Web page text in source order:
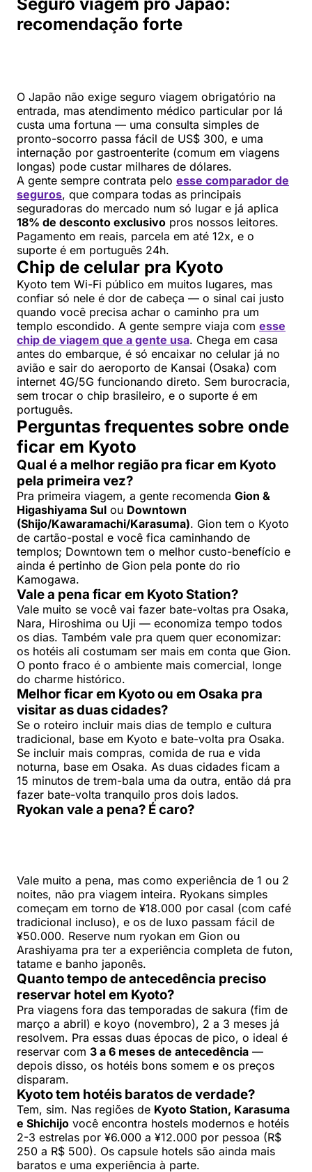
recomendação forte
O Japão não exige seguro viagem obrigatório na
entrada, mas atendimento médico particular por lá
custa uma fortuna — uma consulta simples de
pronto-socorro passa fácil de US$ 300, e uma
internação por gastroenterite (comum em viagens
longas) pode custar milhares de dólares.
A gente sempre contrata pelo esse comparador de
seguros, que compara todas as principais
seguradoras do mercado num só lugar e já aplica
18% de desconto exclusivo pros nossos leitores.
Pagamento em reais, parcela em até 12x, e o
suporte é em português 24h.
Chip de celular pra Kyoto
Kyoto tem Wi-Fi público em muitos lugares, mas
confiar só nele é dor de cabeça — o sinal cai justo
quando você precisa achar o caminho pra um
templo escondido. A gente sempre viaja com esse
chip de viagem que a gente usa. Chega em casa
antes do embarque, é só encaixar no celular já no
avião e sair do aeroporto de Kansai (Osaka) com
internet 4G/5G funcionando direto. Sem burocracia,
sem trocar o chip brasileiro, e o suporte é em
português.
Perguntas frequentes sobre onde
ficar em Kyoto
Qual é a melhor região pra ficar em Kyoto
pela primeira vez?
Pra primeira viagem, a gente recomenda Gion &
Higashiyama Sul ou Downtown
(Shijo/Kawaramachi/Karasuma). Gion tem o Kyoto
de cartão-postal e você fica caminhando de
templos; Downtown tem o melhor custo-benefício e
ainda é pertinho de Gion pela ponte do rio
Kamogawa.
Vale a pena ficar em Kyoto Station?
Vale muito se você vai fazer bate-voltas pra Osaka,
Nara, Hiroshima ou Uji — economiza tempo todos
os dias. Também vale pra quem quer economizar:
os hotéis ali costumam ser mais em conta que Gion.
O ponto fraco é o ambiente mais comercial, longe
do charme histórico.
Melhor ficar em Kyoto ou em Osaka pra
visitar as duas cidades?
Se o roteiro incluir mais dias de templo e cultura
tradicional, base em Kyoto e bate-volta pra Osaka.
Se incluir mais compras, comida de rua e vida
noturna, base em Osaka. As duas cidades ficam a
15 minutos de trem-bala uma da outra, então dá pra
fazer bate-volta tranquilo pros dois lados.
Ryokan vale a pena? É caro?
Vale muito a pena, mas como experiência de 1 ou 2
noites, não pra viagem inteira. Ryokans simples
começam em torno de ¥18.000 por casal (com café
tradicional incluso), e os de luxo passam fácil de
¥50.000. Reserve num ryokan em Gion ou
Arashiyama pra ter a experiência completa de futon,
tatame e banho japonês.
Quanto tempo de antecedência preciso
reservar hotel em Kyoto?
Pra viagens fora das temporadas de sakura (fim de
março a abril) e koyo (novembro), 2 a 3 meses já
resolvem. Pra essas duas épocas de pico, o ideal é
reservar com 3 a 6 meses de antecedência —
depois disso, os hotéis bons somem e os preços
disparam.
Kyoto tem hotéis baratos de verdade?
Tem, sim. Nas regiões de Kyoto Station, Karasuma
e Shichijo você encontra hostels modernos e hotéis
2-3 estrelas por ¥6.000 a ¥12.000 por pessoa (R$
250 a R$ 500). Os capsule hotels são ainda mais
baratos e uma experiência à parte.